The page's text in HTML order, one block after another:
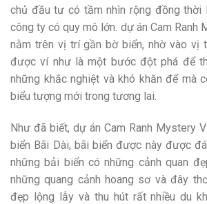
chủ đầu tư có tầm nhìn rộng đồng thời
công ty có quy mô lớn. dự án Cam
nằm trên vị trí gần bờ biển, nhờ vào vị
được ví như là một bước đột phá để
những khắc nghiệt và khó khăn để mà
biểu tượng mới trong tương lai.
Như đã biết, dự án Cam Ranh Mystery
biển Bãi Dài, bãi biển được này được
những bải biển có những cảnh quan
những quang cảnh hoang sơ và đây
đẹp lộng lẫy và thu hút rất nhiều du